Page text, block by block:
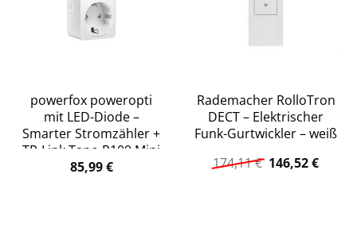
powerfox poweropti
mit LED-Diode –
Smarter Stromzähler +
TP-Link Tapo P100 Mini
Smart WLAN-Steckdose
85,99€
Rademacher RolloTron
DECT – Elektrischer
Funk-Gurtwickler – weiß
174,11€
Preis
146,52€